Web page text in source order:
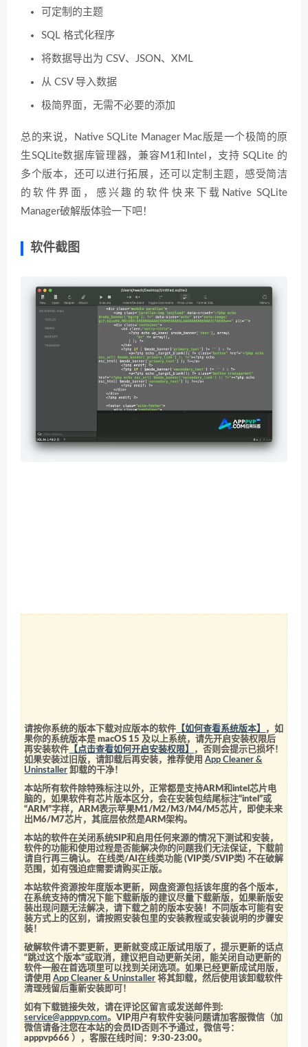
可定制的主题
SQL 格式化程序
将数据导出为 CSV、JSON、XML
从 CSV 导入数据
极简界面，无需不必要的添加
总的来说，Native SQLite Manager Mac版是一个极简的原
生SQLite数据库管理器，兼容M1和Intel，支持 SQLite 的
多个版本，还可以进行拓展，还可以定制主题，感受简洁
的软件界面，感兴趣的软件快来下载Native SQLite
Manager破解版体验一下吧！
软件截图
请按你系统的版本下载对应版本的软件 【如何查看系统版本】
，如
果你的系统版本是 macOS 15 及以上系统，请先开启安装权限后
再安装软件 【点击查看如何开启安装权限】
，否则会提示已损坏！
如果安装过旧版，请卸载后再安装，推荐使用App Cleaner &
Uninstaller 卸载的干净！
本站所有软件除特殊标注以外，正常都是支持ARM和intel芯片电
脑的，如果软件有芯片版本区分，会在安装包结尾标注“intel”或
“ARM”字样，ARM表示苹果M1/M2/M3/M4/M5芯片，即使未来
出M6/M7芯片，其底层依然是ARM架构。
本站的软件在关闭系统SIP和启用任何来源的情况下测试和安装，
软件的功能和使用过程是否能解决你的问题我们无法保证，下载前
请自行再三确认。 在线类/AI在线类功能 (VIP类/SVIP类) 不在破解
范围，如有强迫症需要请购买正版。
本站软件资源按年度版本更新，网盘资源包括该年度的各个版本，
在系统支持的情况下能下载新版的建议尽量下载新版，如果新版安
装出现问题无法解决，请下载之前的版本安装！不同版本可能有安
装方式上的区别，请按照安装包里的安装教程或安装说明的步骤安
装！
破解软件请不要更新，更新就变成正版试用版了，提示更新的话点
“跳过这个版本”或取消，建议把自动更新关闭，能关闭自动更新的
软件一般在首选项里可以找到关闭选项。如果已经更新成试用版，
请使用App Cleaner & Uninstaller 将其卸载，然后使用该卸载软件
清理残留后重新安装即可！
如有下载链接失效，请在评论区留言或发送邮件到:
service@apppvp.com。VIP用户有软件安装问题请加客服微信（加
微信请备注您在本站的会员ID否则不予通过，微信号：
apppvp666 ），客服在线时间：9:30-23:00。